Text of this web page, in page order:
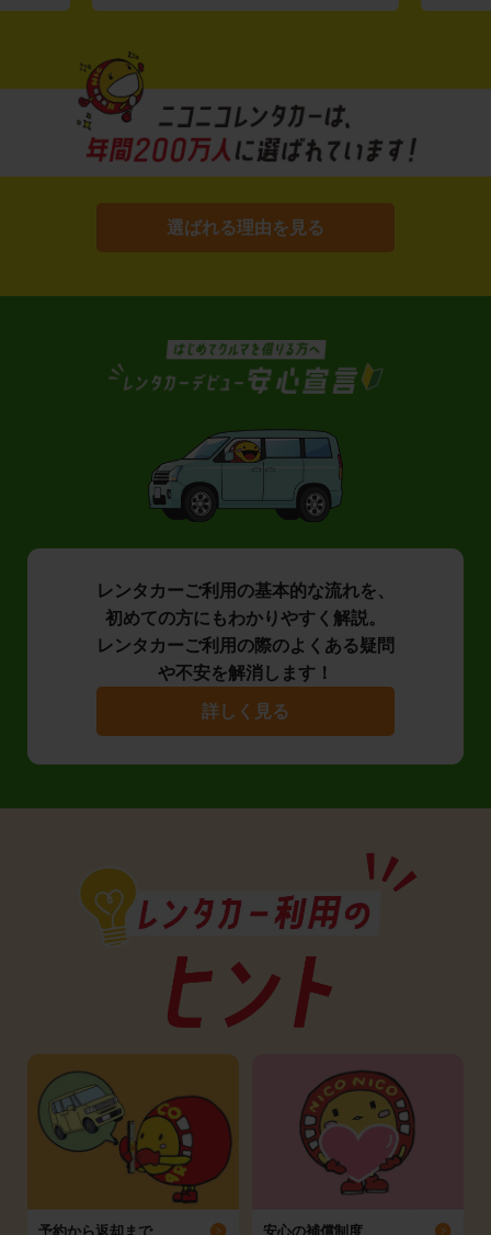
選ばれる理由を見る
レンタカーご利用の基本的な流れを、
初めての方にもわかりやすく解説。
レンタカーご利用の際のよくある疑問
や不安を解消します！
詳しく見る
予約から返却まで 安心の補償制度